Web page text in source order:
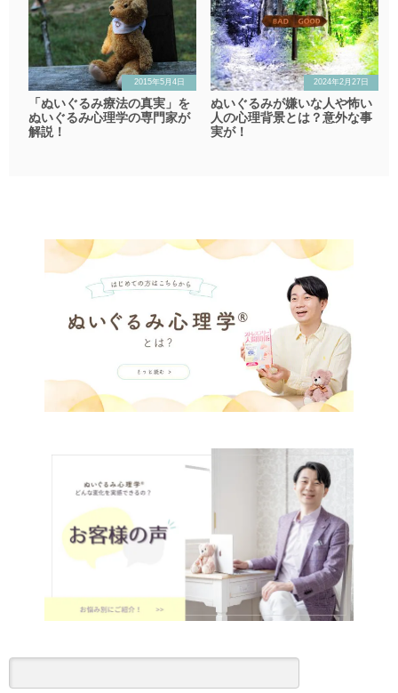
2015年5月4日
「ぬいぐるみ療法の真実」を
ぬいぐるみ心理学の専門家が
解説！
2024年2月27日
ぬいぐるみが嫌いな人や怖い
人の心理背景とは？意外な事
実が！